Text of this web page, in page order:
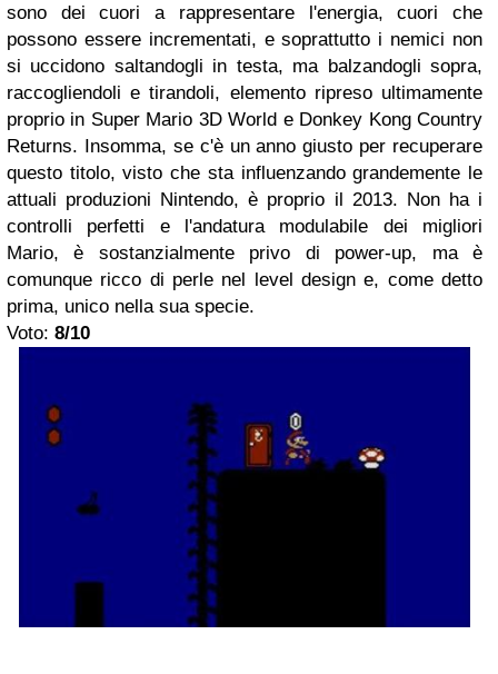
sono dei cuori a rappresentare l'energia, cuori che
possono essere incrementati, e soprattutto i nemici non
si uccidono saltandogli in testa, ma balzandogli sopra,
raccogliendoli e tirandoli, elemento ripreso ultimamente
proprio in Super Mario 3D World e Donkey Kong Country
Returns. Insomma, se c'è un anno giusto per recuperare
questo titolo, visto che sta influenzando grandemente le
attuali produzioni Nintendo, è proprio il 2013. Non ha i
controlli perfetti e l'andatura modulabile dei migliori
Mario, è sostanzialmente privo di power-up, ma è
comunque ricco di perle nel level design e, come detto
prima, unico nella sua specie.
Voto: 8/10